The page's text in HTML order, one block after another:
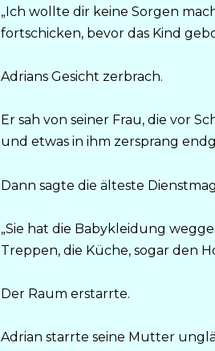
„Ich wollte dir keine Sorgen
fortschicken, bevor das Kind
Adrians Gesicht zerbrach.
Er sah von seiner Frau, die vor
und etwas in ihm zersprang
Dann sagte die älteste
„Sie hat die Babykleidung
Treppen, die Küche, sogar den
Der Raum erstarrte.
Adrian starrte seine Mutter